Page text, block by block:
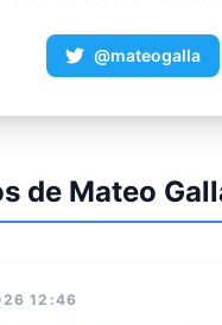
@mateogalla
de Mateo
12:46